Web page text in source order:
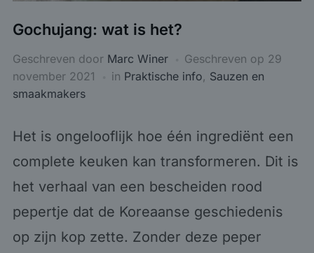
Gochujang: wat is het?
Geschreven door Marc Winer Geschreven op 29
november 2021
in Praktische info, Sauzen en
smaakmakers
Het is ongelooflijk hoe één ingrediënt een
complete keuken kan transformeren. Dit is
het verhaal van een bescheiden rood
pepertje dat de Koreaanse geschiedenis
op zijn kop zette. Zonder deze peper